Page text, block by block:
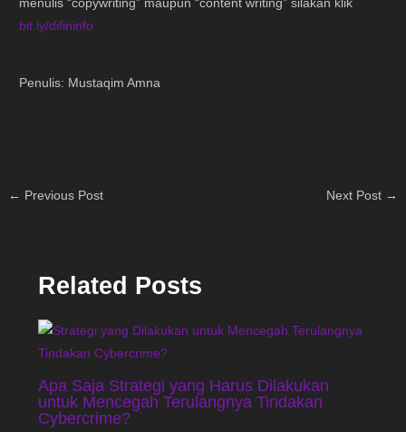
menulis “copywriting” maupun “content writing” silakan klik
bit.ly/difininfo
Penulis: Mustaqim Amna
← Previous Post Next Post →
Related Posts
Apa Saja Strategi yang Harus Dilakukan
untuk Mencegah Terulangnya Tindakan
Cybercrime?